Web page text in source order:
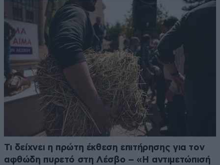
Τι δείχνει η πρώτη έκθεση επιτήρησης για τον
αφθώδη πυρετό στη Λέσβο – «Η αντιμετώπισή